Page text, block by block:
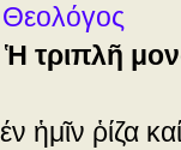
Ἡ τριπλῆ
ἡμῖν ῥίζα